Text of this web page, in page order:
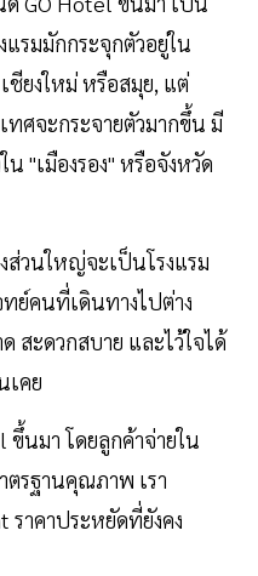
แรมมักกระจุกตัวอยู่ใน
ชียงใหม่ หรือสมุย, แต่
ทศจะกระจายตัวมากขึ้น มี
"เมืองรอง" หรือจังหวัด
ส่วนใหญ่จะเป็นโรงแรม
ทย์คนที่เดินทางไปต่าง
สะดวกสบาย และไว้ใจได้
เคย
นมา โดยลูกค้าจ่ายใน
ตรฐานคุณภาพ เรา
ราคาประหยัดที่ยังคง